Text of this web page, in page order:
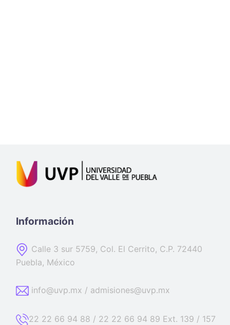
Información
Calle 3 sur 5759, Col. El Cerrito, C.P. 72440
Puebla, México
info@uvp.mx / admisiones@uvp.mx
22 22 66 94 88 / 22 22 66 94 89 Ext. 139 / 157